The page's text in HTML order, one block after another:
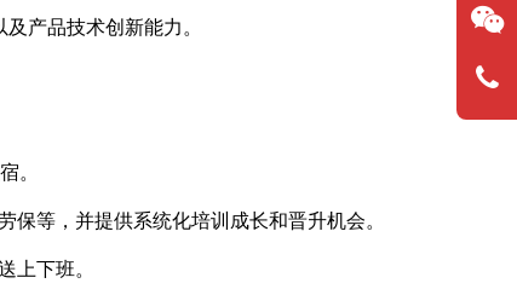
产品技术创新能力。
。
等，并提供系统化培训成长和晋升机会。
上下班。